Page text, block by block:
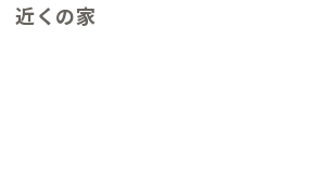
近くの家